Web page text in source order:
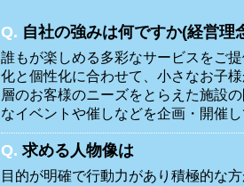
Q. 自社の強みは何ですか(経営理
誰もが楽しめる多彩なサービスをご
化と個性化に合わせて、小さなお子
層のお客様のニーズをとらえた施設
なイベントや催しなどを企画・開催し
Q. 求める人物像は
目的が明確で行動力があり積極的な